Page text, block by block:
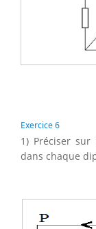
Exercice 6
1) Préciser
dans chaque